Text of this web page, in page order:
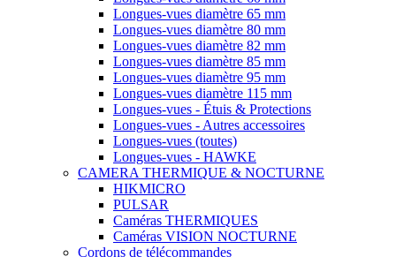
Longues-vues diamètre 65 mm
Longues-vues diamètre 80 mm
Longues-vues diamètre 82 mm
Longues-vues diamètre 85 mm
Longues-vues diamètre 95 mm
Longues-vues diamètre 115 mm
Longues-vues - Étuis & Protections
Longues-vues - Autres accessoires
Longues-vues (toutes)
Longues-vues - HAWKE
CAMERA THERMIQUE & NOCTURNE
HIKMICRO
PULSAR
Caméras THERMIQUES
Caméras VISION NOCTURNE
Cordons de télécommandes